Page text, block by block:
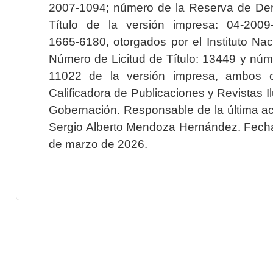
2007-1094; número de la Reserva de
Título de la versión impresa: 04-2009-
1665-6180, otorgados por el Instituto
Número de Licitud de Título: 13449 y
11022 de la versión impresa, ambos
Calificadora de Publicaciones y Revistas
Gobernación. Responsable de la última
Sergio Alberto Mendoza Hernández.
de marzo de 2026.